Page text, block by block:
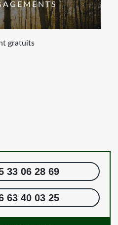
gratuits
33 06 28 69
63 40 03 25